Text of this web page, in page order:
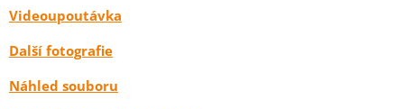
Videoupoutávka
Další fotografie
Náhled souboru